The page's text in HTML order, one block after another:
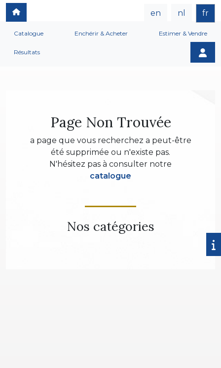
en nl fr
Catalogue Enchérir & Acheter Estimer & Vendre
Résultats
Page Non Trouvée
a page que vous recherchez a peut-être
été supprimée ou n'existe pas.
N'hésitez pas à consulter notre
catalogue
Nos catégories